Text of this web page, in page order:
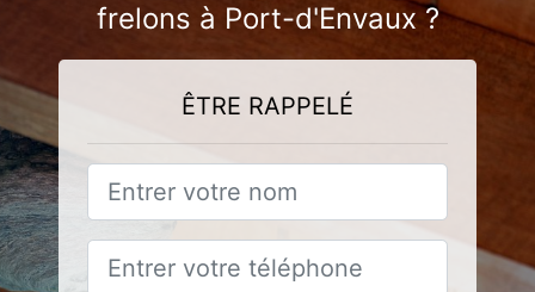
frelons à Port-d'Envaux ?
ÊTRE RAPPELÉ